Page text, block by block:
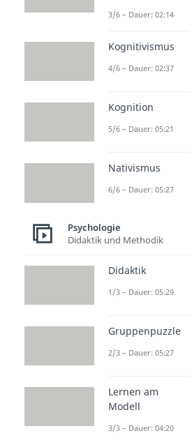
Dauer: 04:26 Dauer: 04:29
Lernen
Entdecke
3/6 – Dauer: 02:14
Kognitivismus
4/6 – Dauer: 02:37
Kognition
5/6 – Dauer: 05:21
Nativismus
6/6 – Dauer: 05:27
Psychologie
Didaktik und Methodik
Didaktik
1/3 – Dauer: 05:29
Gruppenpuzzle
2/3 – Dauer: 05:27
Lernen am
Modell
3/3 – Dauer: 04:20